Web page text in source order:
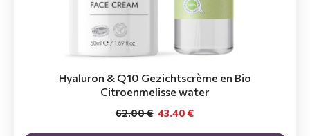
Hyaluron & Q10 Gezichtscrème en Bio
Citroenmelisse water
43.40 €
62.00 €